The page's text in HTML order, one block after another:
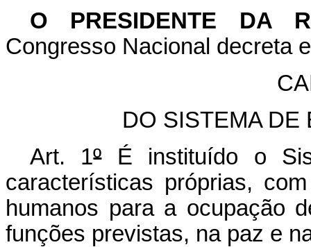
O PRESIDENTE DA
Congresso Nacional decreta
DO SISTEMA DE
Art. 1ºÉ instituído o
características próprias,
humanos para a ocupação
funções previstas, na paz e